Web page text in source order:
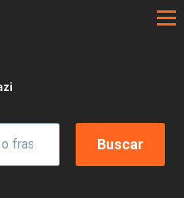
de ayuda a la